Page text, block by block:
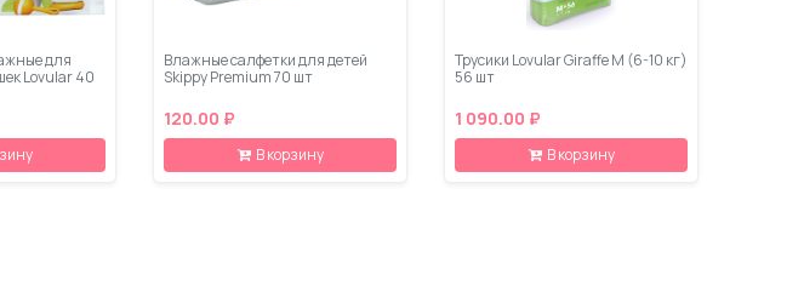
для
Lovular 40
Влажные салфетки для детей
Skippy Premium 70 шт
120.00 ₽
В корзину
Трусики Lovular Giraffe M (6-10 кг)
56 шт
1 090.00 ₽
В корзину